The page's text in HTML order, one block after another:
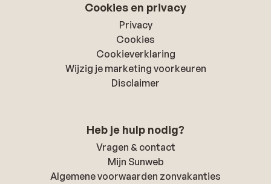
Cookies en privacy
Privacy
Cookies
Cookieverklaring
Wijzig je marketing voorkeuren
Disclaimer
Heb je hulp nodig?
Vragen & contact
Mijn Sunweb
Algemene voorwaarden zonvakanties